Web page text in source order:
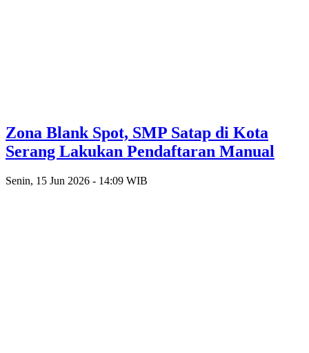
Zona Blank Spot, SMP Satap di Kota
Serang Lakukan Pendaftaran Manual
Senin, 15 Jun 2026 - 14:09 WIB